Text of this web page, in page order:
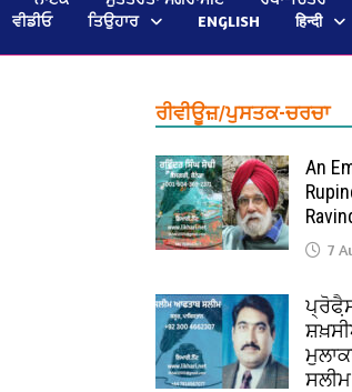
ਵੀਡੀਓ ਤਿਉਹਾਰ ENGLISH हिन्दी
ਰੀਵੀਊਜ਼/ਪੁਸਤਕ-ਚਰਚਾ
An
7